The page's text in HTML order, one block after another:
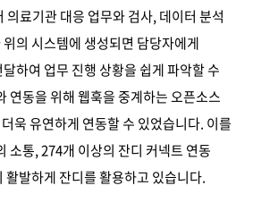
의료기관 대응 업무와 검사, 데이터 분석
의 시스템에 생성되면 담당자에게
하여 업무 진행 상황을 쉽게 파악할 수
연동을 위해 웹훅을 중계하는 오픈소스
욱 유연하게 연동할 수 있었습니다. 이를
소통, 274개 이상의 잔디 커넥트 연동
활발하게 잔디를 활용하고 있습니다.